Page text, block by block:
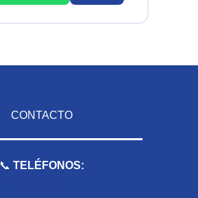
CONTACTO
📞 TELÉFONOS: